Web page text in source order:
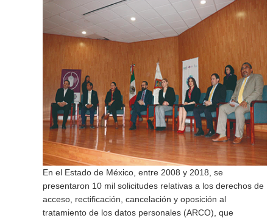
En el Estado de México, entre 2008 y 2018, se
presentaron 10 mil solicitudes relativas a los derechos de
acceso, rectificación, cancelación y oposición al
tratamiento de los datos personales (ARCO), que